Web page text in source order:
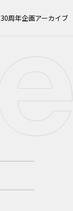
30周年企画アーカイブ